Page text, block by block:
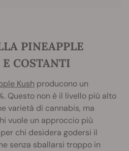
PINEAPPLE
COSTANTI
Kush producono un
Questo non è il livello più alto
varietà di cannabis, ma
vuole un approccio più
chi desidera godersi il
senza sballarsi troppo in